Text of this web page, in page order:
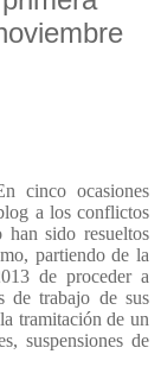
cinco ocasiones
a los conflictos
han sido resueltos
partiendo de la
de proceder a
de trabajo de sus
tramitación de un
suspensiones de